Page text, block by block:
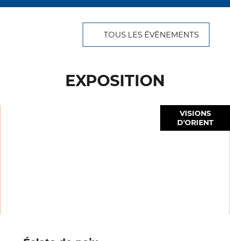
TOUS LES ÉVÈNEMENTS
EXPOSITION
VISIONS
D'ORIENT